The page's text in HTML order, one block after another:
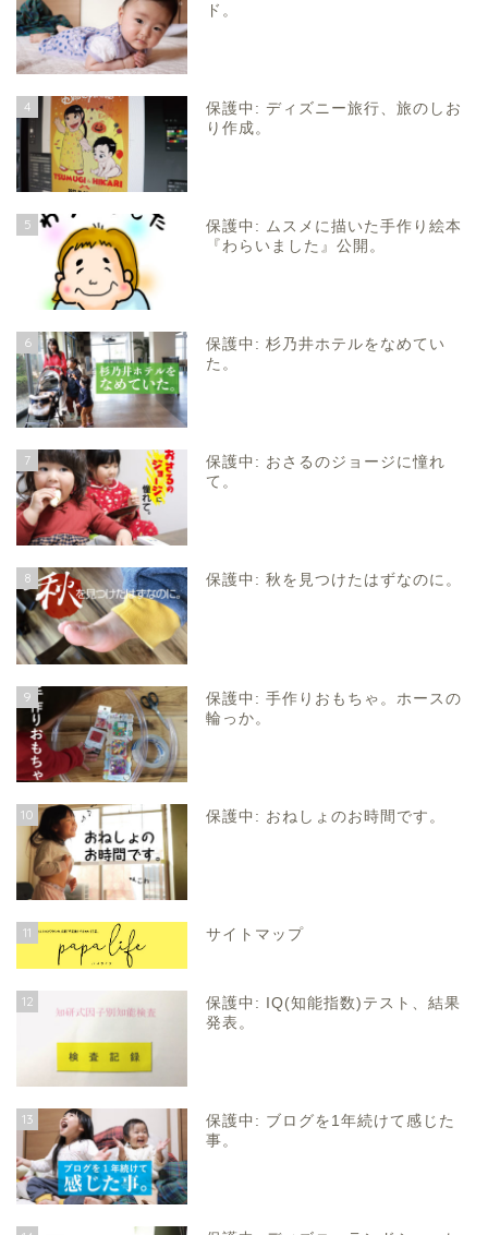
ド。
4
保護中: ディズニー旅行、旅のしお
り作成。
5
保護中: ムスメに描いた手作り絵本
『わらいました』公開。
6
保護中: 杉乃井ホテルをなめてい
た。
7
保護中: おさるのジョージに憧れ
て。
8 保護中: 秋を見つけたはずなのに。
9
保護中: 手作りおもちゃ。ホースの
輪っか。
10 保護中: おねしょのお時間です。
11 サイトマップ
12
保護中: IQ(知能指数)テスト、結果
発表。
13
保護中: ブログを1年続けて感じた
事。